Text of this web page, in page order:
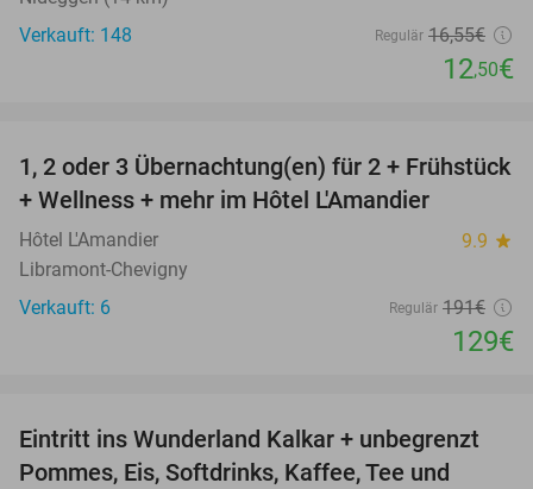
Verkauft: 148
Regulär 16,55€
12,50€
32%
TODAY
1, 2 oder 3 Übernachtung(en) für 2 + Frühstück
+ Wellness + mehr im Hôtel L'Amandier
Hôtel L'Amandier 9.9 star
Libramont-Chevigny
Verkauft: 6
Regulär 191€
129€
32%
Eintritt ins Wunderland Kalkar + unbegrenzt
Pommes, Eis, Softdrinks, Kaffee, Tee und